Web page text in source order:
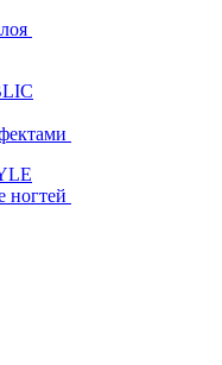
ногтей